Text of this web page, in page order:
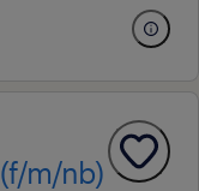
m/nb)